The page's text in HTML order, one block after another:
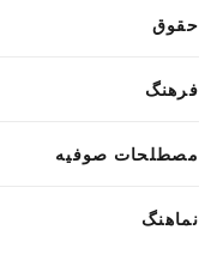
حقوق
فرهنگ
مصطلحات صوفیه
نماهنگ